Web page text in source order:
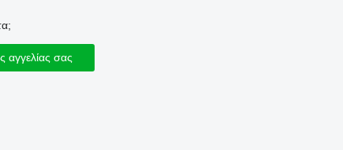
αγγελίας σας